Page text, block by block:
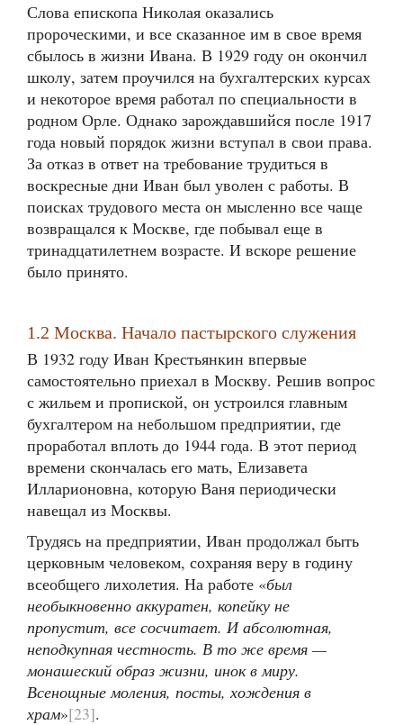
Слова епископа Николая оказались
пророческими, и все сказанное им в свое время
сбылось в жизни Ивана. В 1929 году он окончил
школу, затем проучился на бухгалтерских курсах
и некоторое время работал по специальности в
родном Орле. Однако зарождавшийся после 1917
года новый порядок жизни вступал в свои права.
За отказ в ответ на требование трудиться в
воскресные дни Иван был уволен с работы. В
поисках трудового места он мысленно все чаще
возвращался к Москве, где побывал еще в
тринадцатилетнем возрасте. И вскоре решение
было принято.
1.2 Москва. Начало пастырского служения
В 1932 году Иван Крестьянкин впервые
самостоятельно приехал в Москву. Решив вопрос
с жильем и пропиской, он устроился главным
бухгалтером на небольшом предприятии, где
проработал вплоть до 1944 года. В этот период
времени скончалась его мать, Елизавета
Илларионовна, которую Ваня периодически
навещал из Москвы.
Трудясь на предприятии, Иван продолжал быть
церковным человеком, сохраняя веру в годину
всеобщего лихолетия. На работе «был
необыкновенно аккуратен, копейку не
пропустит, все сосчитает. И абсолютная,
неподкупная честность. В то же время —
монашеский образ жизни, инок в миру.
Всенощные моления, посты, хождения в
храм»[23].